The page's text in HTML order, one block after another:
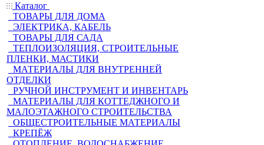
Каталог
ТОВАРЫ ДЛЯ ДОМА
ЭЛЕКТРИКА, КАБЕЛЬ
ТОВАРЫ ДЛЯ САДА
ТЕПЛОИЗОЛЯЦИЯ, СТРОИТЕЛЬНЫЕ
ПЛЕНКИ, МАСТИКИ
МАТЕРИАЛЫ ДЛЯ ВНУТРЕННЕЙ
ОТДЕЛКИ
РУЧНОЙ ИНСТРУМЕНТ И ИНВЕНТАРЬ
МАТЕРИАЛЫ ДЛЯ КОТТЕДЖНОГО И
МАЛОЭТАЖНОГО СТРОИТЕЛЬСТВА
ОБЩЕСТРОИТЕЛЬНЫЕ МАТЕРИАЛЫ
КРЕПЁЖ